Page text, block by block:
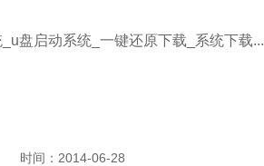
盘启动系统_一键还原下载_系统下载...
时间： 2014-06-28